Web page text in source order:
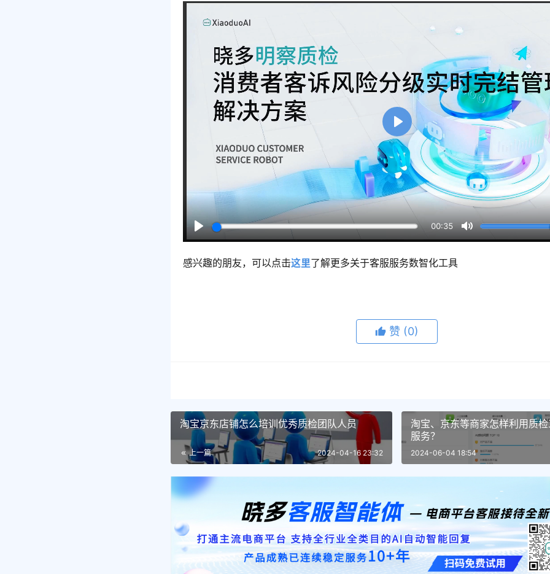
P
l
00:35
M
P
l
a
y
感兴趣的朋友，可以点击这里了解更多关于客服服务数智化工具
赞 (0)
淘宝京东店铺怎么培训优秀质检团队人员
上一篇 2024-04-16 23:32
淘宝、京东等商家怎样利用质
服务？
2024-06-04 18:54